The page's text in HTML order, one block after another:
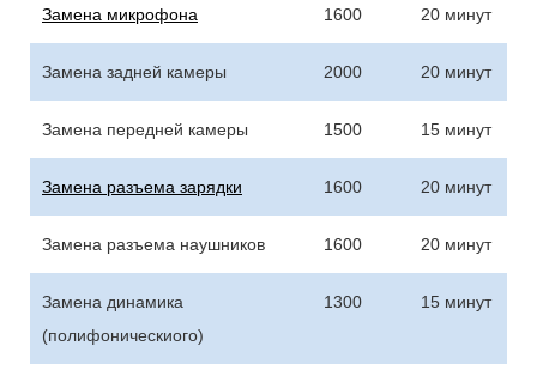
Замена микрофона 1600 20 минут
Замена задней камеры 2000 20 минут
Замена передней камеры 1500 15 минут
Замена разъема зарядки 1600 20 минут
Замена разъема наушников 1600 20 минут
Замена динамика
(полифоническиого)
1300 15 минут